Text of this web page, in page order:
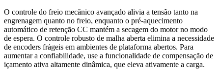
O controle do freio mecânico avançado alivia a tensão tanto na
engrenagem quanto no freio, enquanto o pré-aquecimento
automático de retenção CC mantém a secagem do motor no modo
de espera. O controle robusto de malha aberta elimina a necessidade
de encoders frágeis em ambientes de plataforma abertos. Para
aumentar a confiabilidade, use a funcionalidade de compensação de
içamento ativa altamente dinâmica, que eleva ativamente a carga.